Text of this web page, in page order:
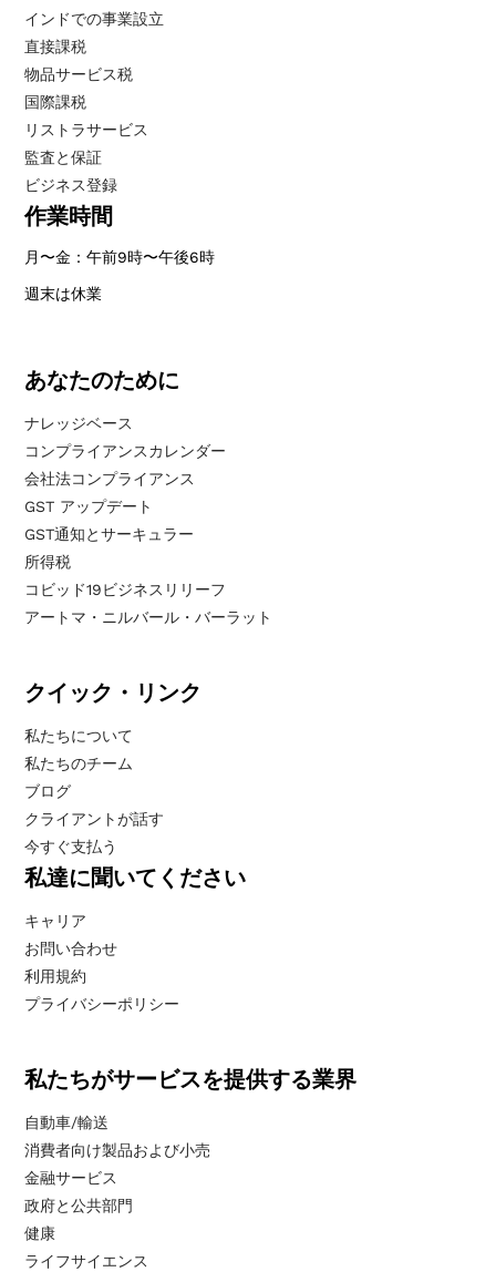
インドでの事業設立
直接課税
物品サービス税
国際課税
リストラサービス
監査と保証
ビジネス登録
作業時間
月〜金：午前9時〜午後6時
週末は休業
あなたのために
ナレッジベース
コンプライアンスカレンダー
会社法コンプライアンス
GST アップデート
GST通知とサーキュラー
所得税
コビッド19ビジネスリリーフ
アートマ・ニルバール・バーラット
クイック・リンク
私たちについて
私たちのチーム
ブログ
クライアントが話す
今すぐ支払う
私達に聞いてください
キャリア
お問い合わせ
利用規約
プライバシーポリシー
私たちがサービスを提供する業界
自動車/輸送
消費者向け製品および小売
金融サービス
政府と公共部門
健康
ライフサイエンス